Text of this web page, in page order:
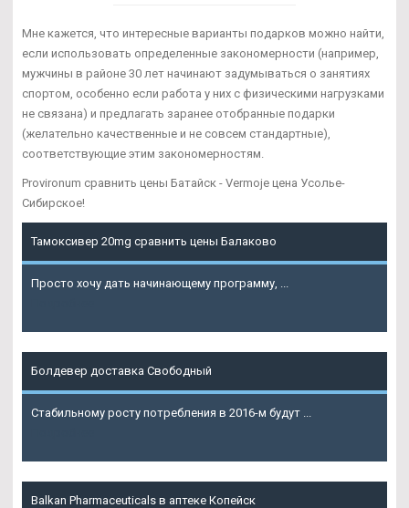
Мне кажется, что интересные варианты подарков можно найти,
если использовать определенные закономерности (например,
мужчины в районе 30 лет начинают задумываться о занятиях
спортом, особенно если работа у них с физическими нагрузками
не связана) и предлагать заранее отобранные подарки
(желательно качественные и не совсем стандартные),
соответствующие этим закономерностям.
Provironum сравнить цены Батайск - Vermoje цена Усолье-
Сибирское!
Тамоксивер 20mg сравнить цены Балаково
Просто хочу дать начинающему программу, ...
Болдевер доставка Свободный
Стабильному росту потребления в 2016-м будут ...
Balkan Pharmaceuticals в аптеке Копейск